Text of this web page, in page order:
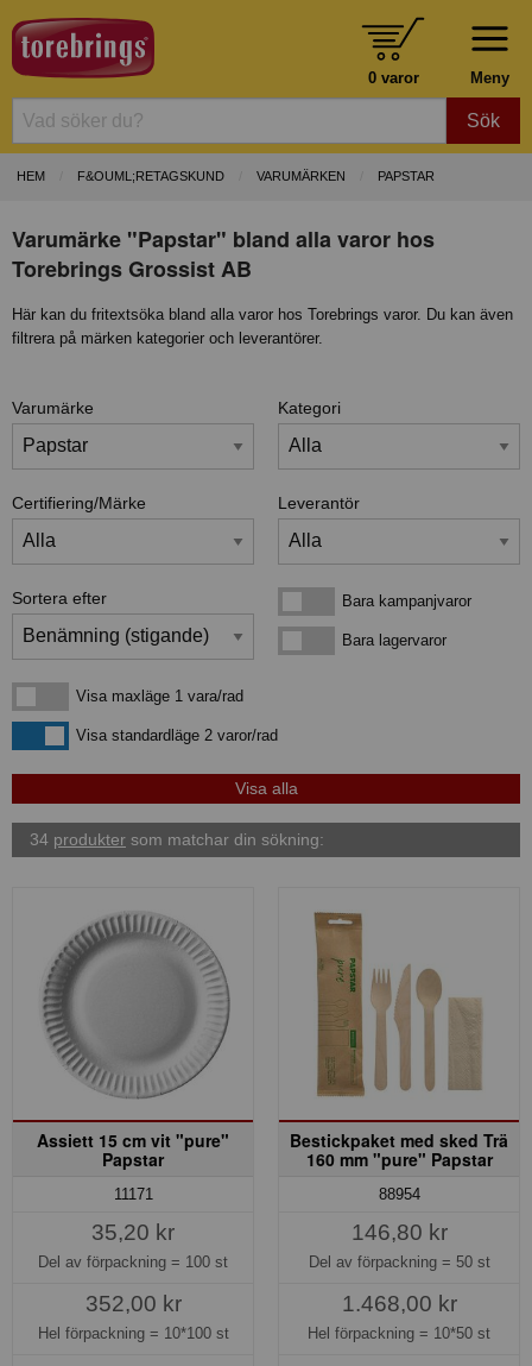
Meny
0 varor
Sök
HEM F&OUML;RETAGSKUND VARUMÄRKEN PAPSTAR
Varumärke "Papstar" bland alla varor hos
Torebrings Grossist AB
Här kan du fritextsöka bland alla varor hos Torebrings varor. Du kan även
filtrera på märken kategorier och leverantörer.
Varumärke Kategori
Certifiering/Märke Leverantör
Sortera efter Bara kampanjvarorBara kampanjvaror
Bara lagervarorBara lagervaror
Visa maxläge 1 vara/rad
Visa maxläge 1 vara/rad
Visa standardlägeVisa standardläge 2 varor/rad
34 produkter som matchar din sökning:
Assiett 15 cm vit "pure"
Papstar
11171
35,20 kr
Del av förpackning = 100 st
352,00 kr
Hel förpackning = 10*100 st
Bestickpaket med sked Trä
160 mm "pure" Papstar
88954
146,80 kr
Del av förpackning = 50 st
1.468,00 kr
Hel förpackning = 10*50 st